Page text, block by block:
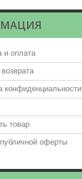
и оплата
конфиденциальности
товар
оферты